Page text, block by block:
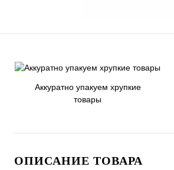
Аккуратно упакуем хрупкие
товары
ОПИСАНИЕ ТОВАРА